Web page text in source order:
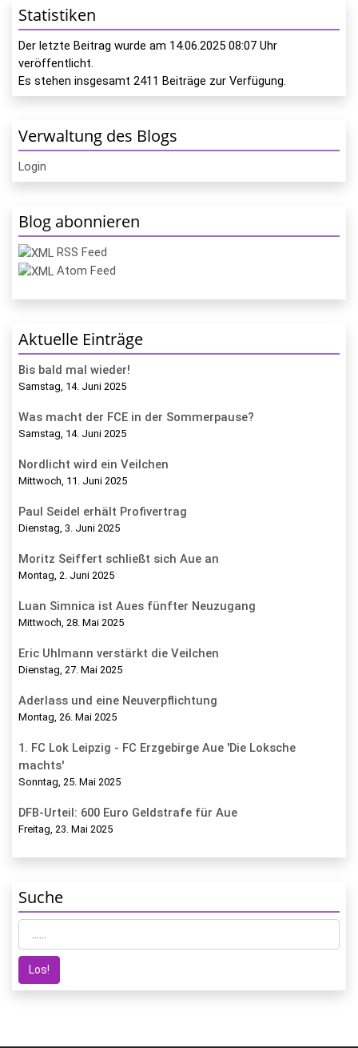
Statistiken
Der letzte Beitrag wurde am 14.06.2025 08:07 Uhr
veröffentlicht.
Es stehen insgesamt 2411 Beiträge zur Verfügung.
Verwaltung des Blogs
Login
Blog abonnieren
RSS Feed
Atom Feed
Aktuelle Einträge
Bis bald mal wieder!
Samstag, 14. Juni 2025
Was macht der FCE in der Sommerpause?
Samstag, 14. Juni 2025
Nordlicht wird ein Veilchen
Mittwoch, 11. Juni 2025
Paul Seidel erhält Profivertrag
Dienstag, 3. Juni 2025
Moritz Seiffert schließt sich Aue an
Montag, 2. Juni 2025
Luan Simnica ist Aues fünfter Neuzugang
Mittwoch, 28. Mai 2025
Eric Uhlmann verstärkt die Veilchen
Dienstag, 27. Mai 2025
Aderlass und eine Neuverpflichtung
Montag, 26. Mai 2025
1. FC Lok Leipzig - FC Erzgebirge Aue 'Die Loksche
machts'
Sonntag, 25. Mai 2025
DFB-Urteil: 600 Euro Geldstrafe für Aue
Freitag, 23. Mai 2025
Suche